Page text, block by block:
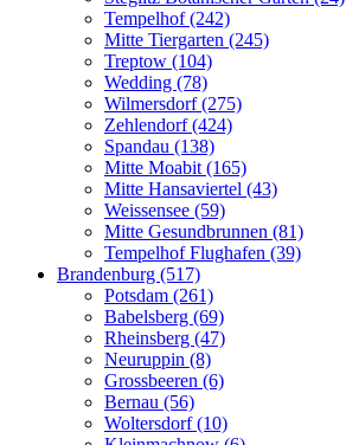
Tempelhof (242)
Mitte Tiergarten (245)
Treptow (104)
Wedding (78)
Wilmersdorf (275)
Zehlendorf (424)
Spandau (138)
Mitte Moabit (165)
Mitte Hansaviertel (43)
Weissensee (59)
Mitte Gesundbrunnen (81)
Tempelhof Flughafen (39)
Brandenburg (517)
Potsdam (261)
Babelsberg (69)
Rheinsberg (47)
Neuruppin (8)
Grossbeeren (6)
Bernau (56)
Woltersdorf (10)